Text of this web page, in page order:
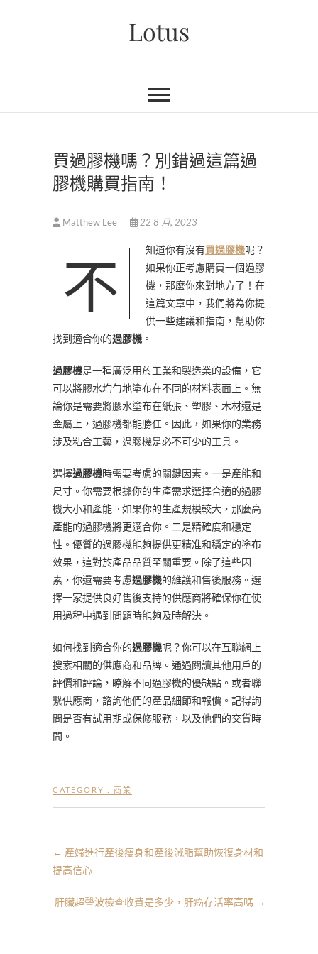
Lotus
買過膠機嗎？別錯過這篇過
膠機購買指南！
Matthew Lee 22 8 月, 2023
不知道你有沒有買過膠機呢？
如果你正考慮購買一個過膠
機，那麼你來對地方了！在
這篇文章中，我們將為你提
供一些建議和指南，幫助你
找到適合你的過膠機 。
過膠機是一種廣泛用於工業和製造業的設備，它
可以將膠水均勻地塗布在不同的材料表面上。無
論你是需要將膠水塗布在紙張、塑膠、木材還是
金屬上，過膠機都能勝任。因此，如果你的業務
涉及粘合工藝，過膠機是必不可少的工具。
選擇過膠機時需要考慮的關鍵因素。一是產能和
尺寸。你需要根據你的生產需求選擇合適的過膠
機大小和產能。如果你的生產規模較大，那麼高
產能的過膠機將更適合你。二是精確度和穩定
性。優質的過膠機能夠提供更精准和穩定的塗布
效果，這對於產品品質至關重要。除了這些因
素，你還需要考慮過膠機的維護和售後服務。選
擇一家提供良好售後支持的供應商將確保你在使
用過程中遇到問題時能夠及時解決。
如何找到適合你的過膠機呢？你可以在互聯網上
搜索相關的供應商和品牌。通過閱讀其他用戶的
評價和評論，瞭解不同過膠機的優缺點。或者聯
繫供應商，諮詢他們的產品細節和報價。記得詢
問是否有試用期或保修服務，以及他們的交貨時
間。
CATEGORY : 商業
← 產婦進行產後瘦身和產後減脂幫助恢復身材和
提高信心
肝臟超聲波檢查收費是多少，肝癌存活率高嗎 →